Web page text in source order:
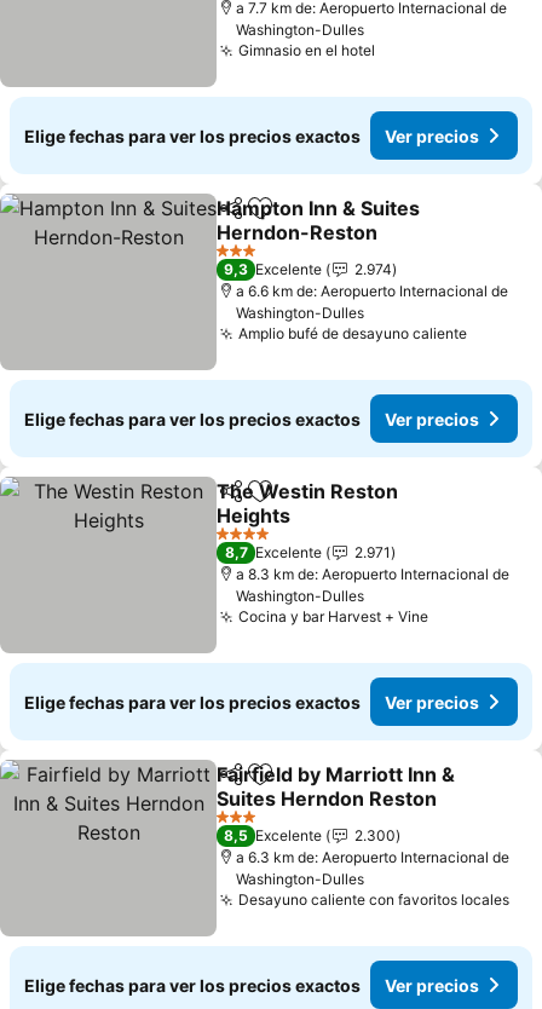
a 7.7 km de: Aeropuerto Internacional de
Washington-Dulles
Gimnasio en el hotel
Elige fechas para ver los precios exactos Ver precios
CompartirAgregar a favoritos
Hampton Inn & Suites
Herndon-Reston
Ver precios
3 Estrellas
9,3 Excelente
2.974
a 6.6 km de: Aeropuerto Internacional de
Washington-Dulles
Amplio bufé de desayuno calienteVer
Elige fechas para ver los precios exactos Ver precios
Compartir
Agregar a favoritos
The Westin Reston
Heights
Ver precios
4 Estrellas
8,7 Excelente
2.971
a 8.3 km de: Aeropuerto Internacional de
Washington-Dulles
Cocina y bar Harvest + VineVer precios
Elige fechas para ver los precios exactos Ver precios
CompartirAgregar a favoritos
Fairfield by Marriott Inn &
Suites Herndon Reston
Ver precios
3 Estrellas
8,5 Excelente
2.300
a 6.3 km de: Aeropuerto Internacional de
Washington-Dulles
Desayuno caliente con favoritos locales
Elige fechas para ver los precios exactos Ver precios